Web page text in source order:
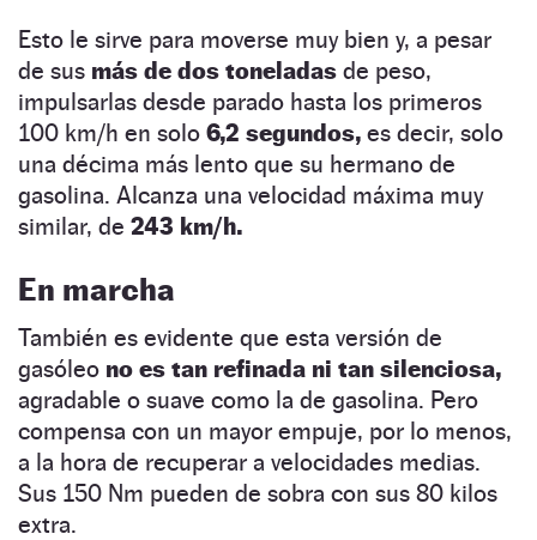
Esto le sirve para moverse muy bien y, a pesar
de sus más de dos toneladas de peso,
impulsarlas desde parado hasta los primeros
100 km/h en solo 6,2 segundos, es decir, solo
una décima más lento que su hermano de
gasolina. Alcanza una velocidad máxima muy
similar, de 243 km/h.
En marcha
También es evidente que esta versión de
gasóleo no es tan refinada ni tan silenciosa,
agradable o suave como la de gasolina. Pero
compensa con un mayor empuje, por lo menos,
a la hora de recuperar a velocidades medias.
Sus 150 Nm pueden de sobra con sus 80 kilos
extra.